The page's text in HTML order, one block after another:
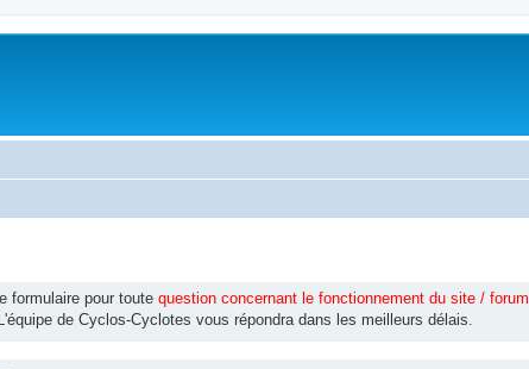
formulaire pour toute question concernant le fonctionnement du site / forum
L'équipe de Cyclos-Cyclotes vous répondra dans les meilleurs délais.